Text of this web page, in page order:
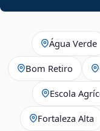
Água Verde
Bom Retiro
Escola
Fortaleza Alta